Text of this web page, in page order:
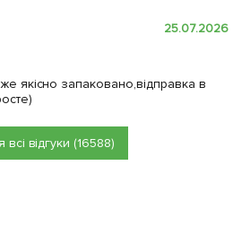
25.07.2026
якісно запаковано,відправка в
всі відгуки (16588)